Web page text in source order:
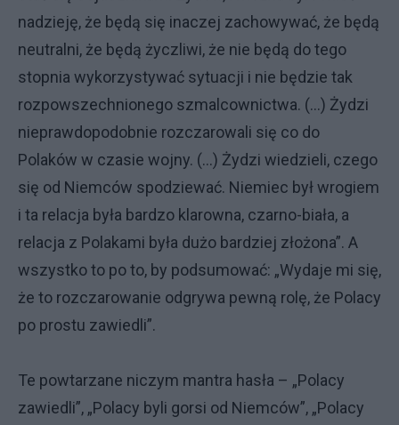
nadzieję, że będą się inaczej zachowywać, że będą
neutralni, że będą życzliwi, że nie będą do tego
stopnia wykorzystywać sytuacji i nie będzie tak
rozpowszechnionego szmalcownictwa. (…) Żydzi
nieprawdopodobnie rozczarowali się co do
Polaków w czasie wojny. (…) Żydzi wiedzieli, czego
się od Niemców spodziewać. Niemiec był wrogiem
i ta relacja była bardzo klarowna, czarno-biała, a
relacja z Polakami była dużo bardziej złożona”. A
wszystko to po to, by podsumować: „Wydaje mi się,
że to rozczarowanie odgrywa pewną rolę, że Polacy
po prostu zawiedli”.
Te powtarzane niczym mantra hasła – „Polacy
zawiedli”, „Polacy byli gorsi od Niemców”, „Polacy